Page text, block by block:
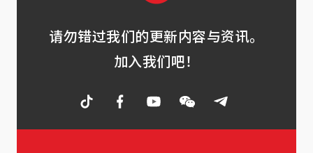
请勿错过我们的更新内容与资讯。
加入我们吧！